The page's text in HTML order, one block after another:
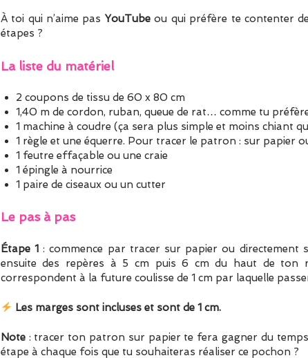
À toi qui n’aime pas YouTubeou qui préfère te contenter
étapes ?
La liste du matériel
2 coupons de tissu de 60 x 80 cm
1,40 m de cordon, ruban, queue de rat… comme tu
1 machine à coudre (ça sera plus simple et moins chiant
1 règle et une équerre. Pour tracer le patron : sur papier
1 feutre effaçable ou une craie
1 épingle à nourrice
1 paire de ciseaux ou un cutter
Le pas à pas
Étape 1 : commence par tracer sur papier ou directement
ensuite des repères à 5 cm puis 6 cm du haut de ton
correspondent à la future coulisse de 1 cm par laquelle
Les marges sont incluses et sont de 1 cm.
Note: tracer ton patron sur papier te fera gagner du
étape à chaque fois que tu souhaiteras réaliser ce pochon ?